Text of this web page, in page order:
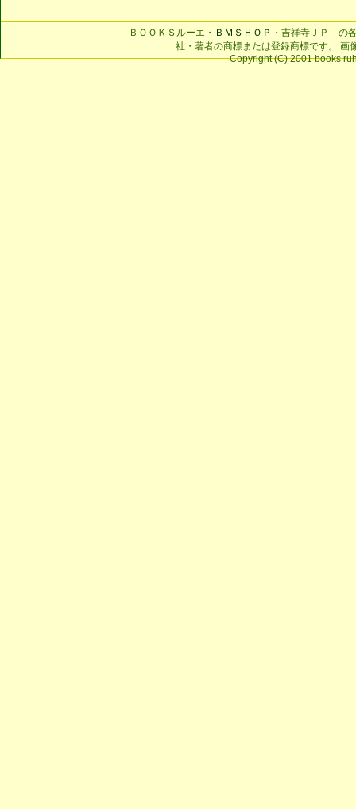
ＢＯＯＫＳルーエ・ ＢＭＳＨＯＰ ・吉祥寺ＪＰ の
社・著者の商標または登録商標です。 画
Copyright (C) 2001 books